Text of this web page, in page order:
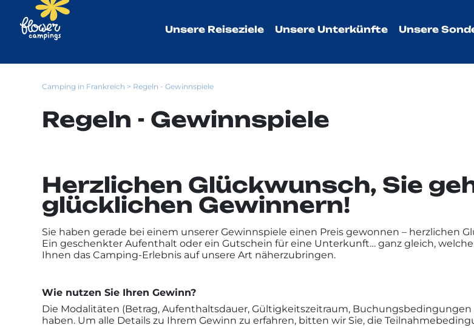
Unsere Reiseziele Unsere Unterkünfte Unsere
Camping in Frankreich > Regeln - Gewinnspiele
Regeln - Gewinnspiele
Herzlichen Glückwunsch, Sie
glücklichen Gewinnern!
Sie haben gerade bei einem unserer Gewinnspiele einen Preis gewonnen – herzlichen
Ein geschenkter Aufenthalt oder ein Gutschein für eine Unterkunft… ganz gleich,
Ihnen das Camping-Erlebnis auf unsere Art näherzubringen.
Wie nutzen Sie Ihren Gewinn?
Die Modalitäten (Betrag, Aufenthaltsdauer, Gültigkeitszeitraum,
haben. Um alle Details zu Ihrem Gewinn zu erfahren, bitten wir Sie, die